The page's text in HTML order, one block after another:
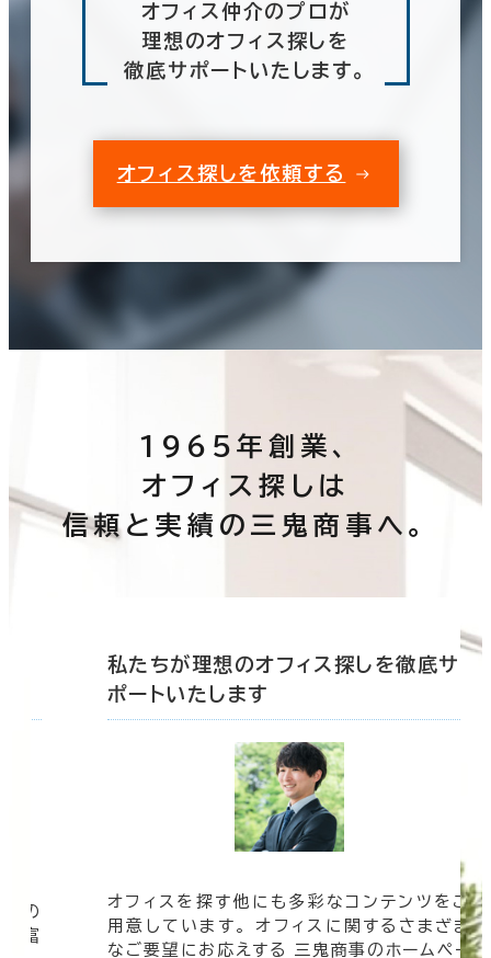
オフィス仲介のプロが
理想のオフィス探しを
徹底サポートいたします。
オフィス探しを依頼する
1965年創業、
オフィス探しは
信頼と実績の三鬼商事へ。
の
豊富
私たちが理想のオフィス探しを徹底サ
ポートいたします
オフィスを探す他にも多彩なコンテンツをご
用意しています。 オフィスに関するさまざま
なご要望にお応えする 三鬼商事のホームペー